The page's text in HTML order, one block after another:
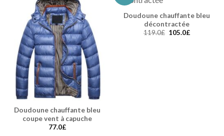
Doudoune chauffante bleu
coupe vent à capuche
77.0£
Doudoune chauffante bleu
décontractée
119.0£ 105.0£